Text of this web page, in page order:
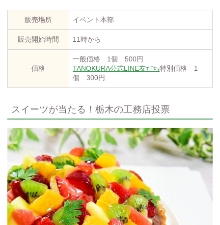
販売場所 イベント本部
販売開始時間 11時から
価格
一般価格 1個 500円
TANOKURA公式LINE友だち特別価格 1
個 300円
スイーツが当たる！栃木の工務店投票